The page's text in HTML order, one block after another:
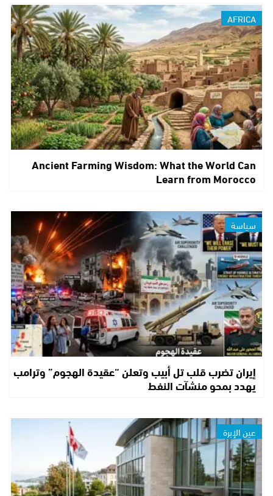
AFRICA
Ancient Farming Wisdom: What the World Can
Learn from Morocco
سياسة
إيران تضرب قلب تل أبيب وتعلن “عقيدة الهجوم” وترامب
يهدد بمحو منشآت النفط
عين الإبرة